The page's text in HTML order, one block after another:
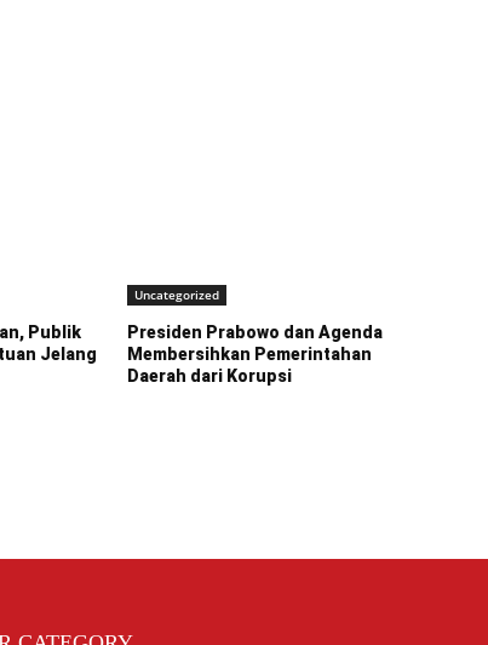
Publik
Jelang
Uncategorized
Presiden Prabowo dan Agenda
Membersihkan Pemerintahan
Daerah dari Korupsi